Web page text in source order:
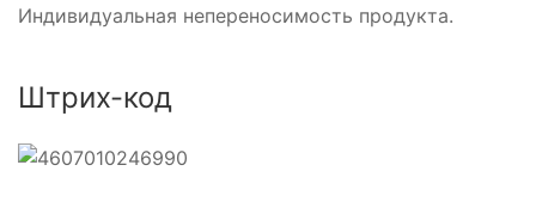
Индивидуальная непереносимость продукта.
Штрих-код